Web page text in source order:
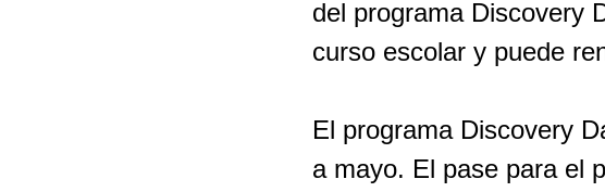
del programa Discovery
curso escolar y puede
El programa Discovery
a mayo. El pase para el